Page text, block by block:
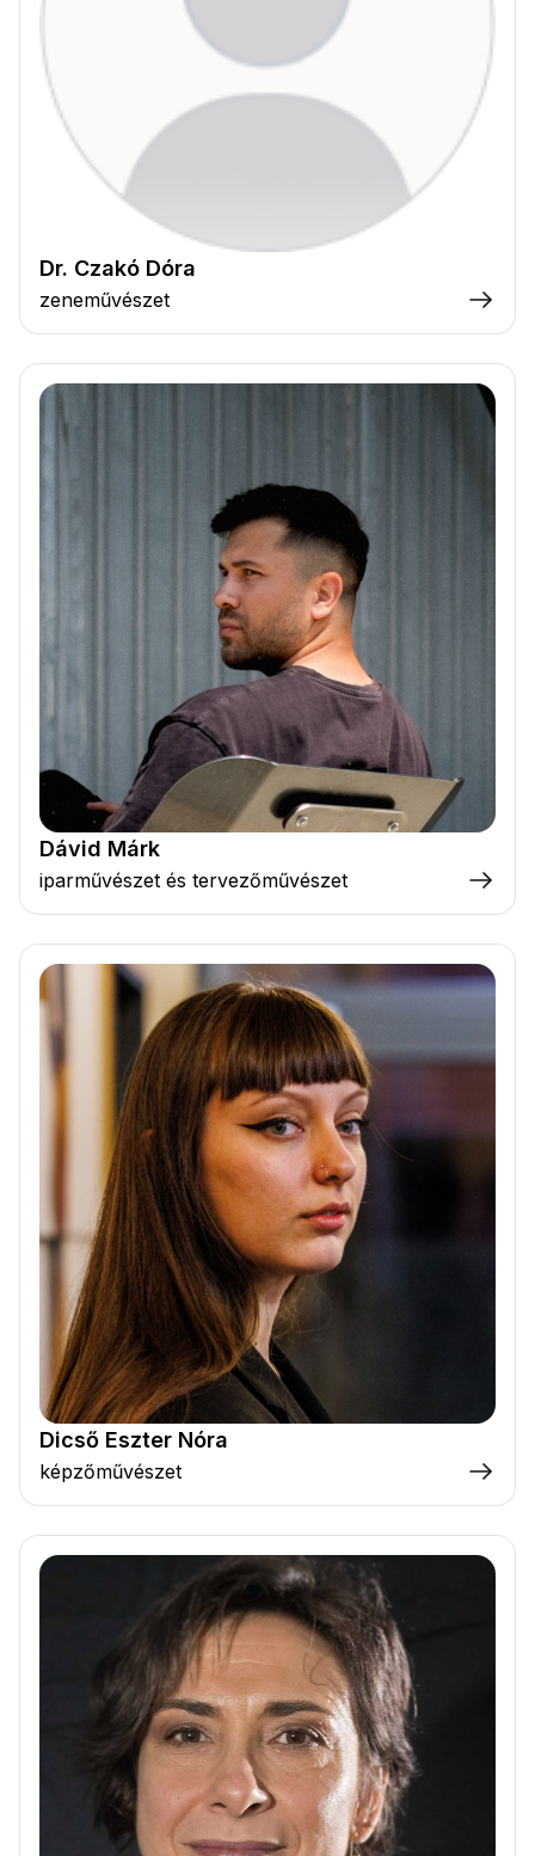
Dr. Czakó Dóra
zeneművészet
Dávid Márk
iparművészet és tervezőművészet
Dicső Eszter Nóra
képzőművészet